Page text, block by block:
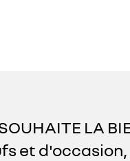
LA
et